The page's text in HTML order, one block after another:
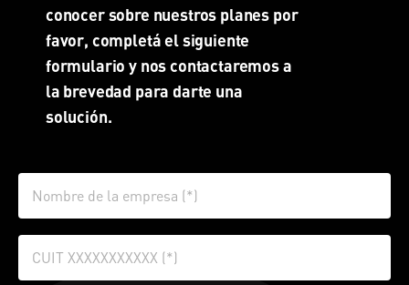
conocer sobre nuestros planes por
favor, completá el siguiente
formulario y nos contactaremos a
la brevedad para darte una
solución.